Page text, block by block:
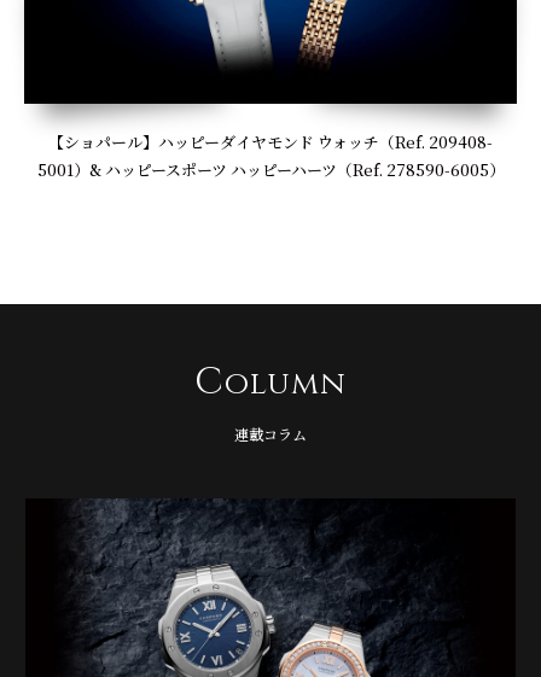
【ショパール】ハッピーダイヤモンド ウォッチ（Ref. 209408-
5001）& ハッピースポーツ ハッピーハーツ（Ref. 278590-6005）
Column
連載コラム